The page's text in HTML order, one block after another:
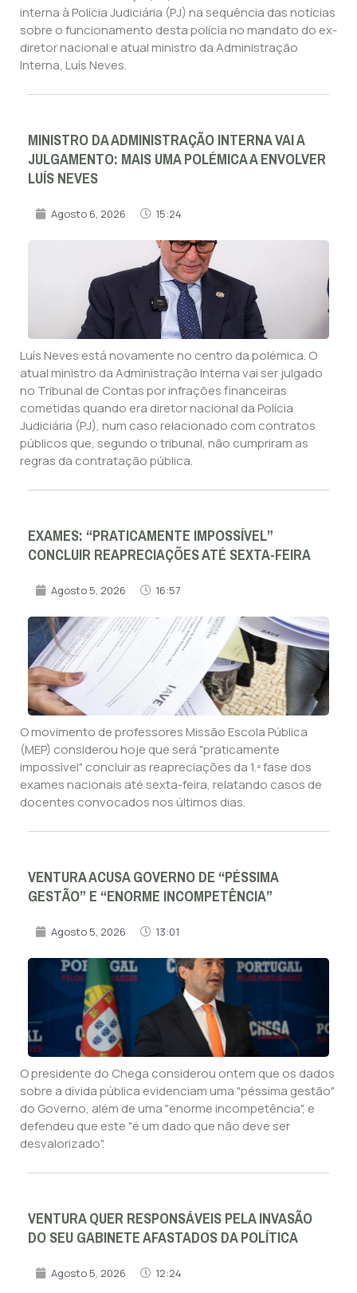
interna à Polícia Judiciária (PJ) na sequência das notícias
sobre o funcionamento desta polícia no mandato do ex-
diretor nacional e atual ministro da Administração
Interna, Luís Neves.
MINISTRO DA ADMINISTRAÇÃO INTERNA VAI A
JULGAMENTO: MAIS UMA POLÉMICA A ENVOLVER
LUÍS NEVES
Agosto 6, 2026 15:24
Luís Neves está novamente no centro da polémica. O
atual ministro da Administração Interna vai ser julgado
no Tribunal de Contas por infrações financeiras
cometidas quando era diretor nacional da Polícia
Judiciária (PJ), num caso relacionado com contratos
públicos que, segundo o tribunal, não cumpriram as
regras da contratação pública.
EXAMES: “PRATICAMENTE IMPOSSÍVEL”
CONCLUIR REAPRECIAÇÕES ATÉ SEXTA-FEIRA
Agosto 5, 2026 16:57
O movimento de professores Missão Escola Pública
(MEP) considerou hoje que será "praticamente
impossível" concluir as reapreciações da 1.ª fase dos
exames nacionais até sexta-feira, relatando casos de
docentes convocados nos últimos dias.
VENTURA ACUSA GOVERNO DE “PÉSSIMA
GESTÃO” E “ENORME INCOMPETÊNCIA”
Agosto 5, 2026 13:01
O presidente do Chega considerou ontem que os dados
sobre a dívida pública evidenciam uma "péssima gestão"
do Governo, além de uma "enorme incompetência", e
defendeu que este "é um dado que não deve ser
desvalorizado".
VENTURA QUER RESPONSÁVEIS PELA INVASÃO
DO SEU GABINETE AFASTADOS DA POLÍTICA
Agosto 5, 2026 12:24